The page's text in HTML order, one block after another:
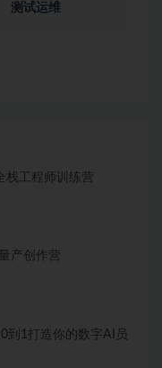
测试运维
栈工程师训练营
产创作营
到1打造你的数字AI员